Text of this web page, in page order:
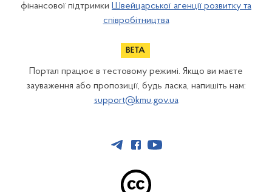
фінансової підтримки Швейцарської агенції розвитку та
співробітництва
Портал працює в тестовому режимі. Якщо ви маєте
зауваження або пропозиції, будь ласка, напишіть нам:
support@kmu.gov.ua